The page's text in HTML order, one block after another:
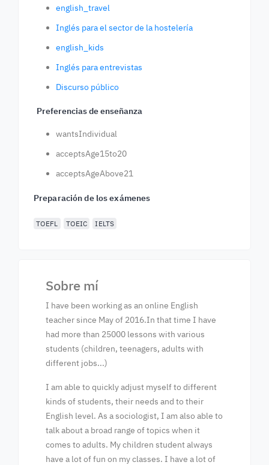
english_travel
Inglés para el sector de la hostelería
english_kids
Inglés para entrevistas
Discurso público
Preferencias de enseñanza
wantsIndividual
acceptsAge15to20
acceptsAgeAbove21
Preparación de los exámenes
TOEFL TOEIC IELTS
Sobre mí
I have been working as an online English
teacher since May of 2016.In that time I have
had more than 25000 lessons with various
students (children, teenagers, adults with
different jobs...)
I am able to quickly adjust myself to different
kinds of students, their needs and to their
English level. As a sociologist, I am also able to
talk about a broad range of topics when it
comes to adults. My children student always
have a lot of fun on my classes. I have a lot of